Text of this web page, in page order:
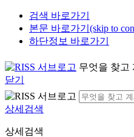
검색 바로가기
본문 바로가기(skip to
하단정보 바로가기
무엇을 찾고
닫기
상세검색
상세검색